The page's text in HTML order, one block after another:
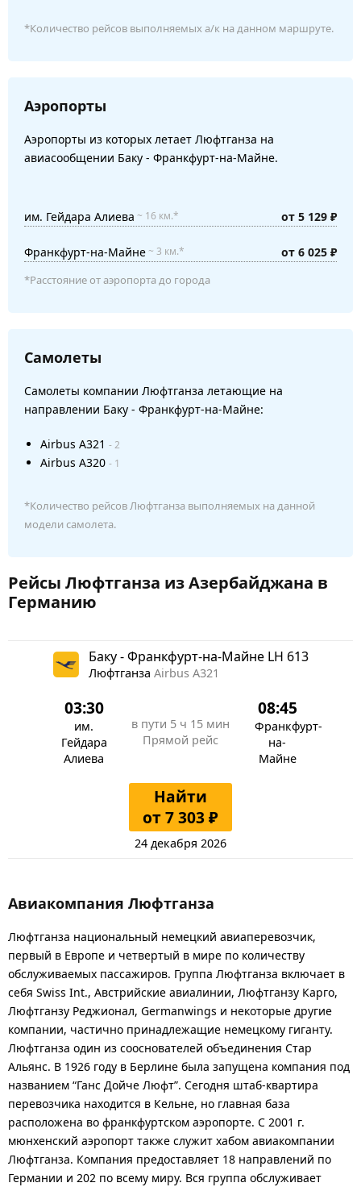
*Количество рейсов выполняемых а/к на данном маршруте.
Аэропорты
Аэропорты из которых летает Люфтганза на
авиасообщении Баку - Франкфурт-на-Майне.
им. Гейдара Алиева ~ 16 км.* от 5 129 ₽
Франкфурт-на-Майне~ 3 км.* от 6 025 ₽
*Расстояние от аэропорта до города
Самолеты
Самолеты компании Люфтганза летающие на
направлении Баку - Франкфурт-на-Майне:
Airbus A321 - 2
Airbus A320 - 1
*Количество рейсов Люфтганза выполняемых на данной
модели самолета.
Рейсы Люфтганза из Азербайджана в
Германию
Баку - Франкфурт-на-Майне LH 613
Люфтганза Airbus A321
03:30
им.
Гейдара
Алиева
в пути 5 ч 15 мин
Прямой рейс
08:45
Франкфурт-
на-
Майне
Найти
от 7 303 ₽
24 декабря 2026
Авиакомпания Люфтганза
Люфтганза национальный немецкий авиаперевозчик,
первый в Европе и четвертый в мире по количеству
обслуживаемых пассажиров. Группа Люфтганза включает в
себя Swiss Int., Австрийские авиалинии, Люфтганзу Карго,
Люфтганзу Реджионал, Germanwings и некоторые другие
компании, частично принадлежащие немецкому гиганту.
Люфтганза один из сооснователей объединения Стар
Альянс. В 1926 году в Берлине была запущена компания под
названием “Ганс Дойче Люфт”. Сегодня штаб-квартира
перевозчика находится в Кельне, но главная база
расположена во франкфуртском аэропорте. С 2001 г.
мюнхенский аэропорт также служит хабом авиакомпании
Люфтганза. Компания предоставляет 18 направлений по
Германии и 202 по всему миру. Вся группа обслуживает